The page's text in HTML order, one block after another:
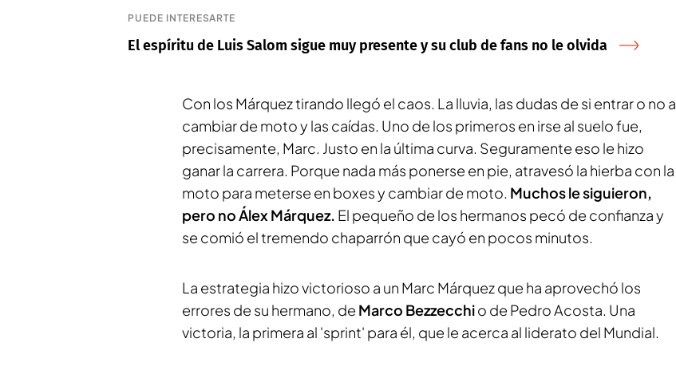
PUEDE INTERESARTE
El espíritu de Luis Salom sigue muy presente y su club de fans no le olvida
Con los Márquez tirando llegó el caos. La lluvia, las dudas de si entrar o no a
cambiar de moto y las caídas. Uno de los primeros en irse al suelo fue,
precisamente, Marc. Justo en la última curva. Seguramente eso le hizo
ganar la carrera. Porque nada más ponerse en pie, atravesó la hierba con la
moto para meterse en boxes y cambiar de moto. Muchos le siguieron,
pero no Álex Márquez. El pequeño de los hermanos pecó de confianza y
se comió el tremendo chaparrón que cayó en pocos minutos.
La estrategia hizo victorioso a un Marc Márquez que ha aprovechó los
errores de su hermano, de Marco Bezzecchio de Pedro Acosta. Una
victoria, la primera al 'sprint' para él, que le acerca al liderato del Mundial.